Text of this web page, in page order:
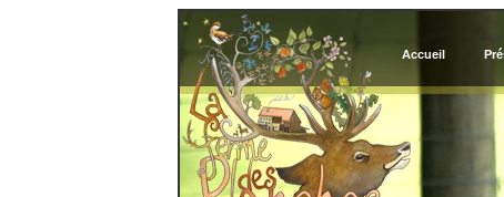
Accueil